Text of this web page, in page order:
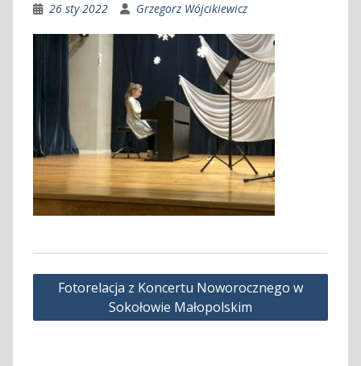
26 sty 2022 Grzegorz Wójcikiewicz
Nawigacja
Fotorelacja z Koncertu Noworocznego w
Sokołowie Małopolskim